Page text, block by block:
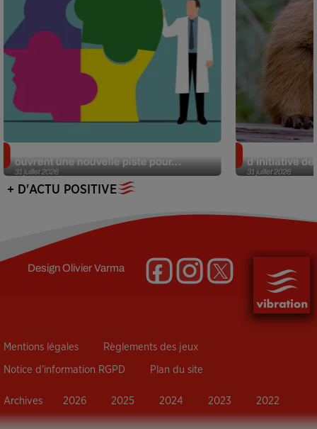
31 juillet 2026
ouvrent une nouvelle piste pour...
31 juillet 2026
d’initiative
+ D'ACTU POSITIVE
DesignOlivier Varma
Mentions légales Règlements des jeux
Notice d’information RGPD Plan du site
Archives 2026 2025 2024 2023 2022